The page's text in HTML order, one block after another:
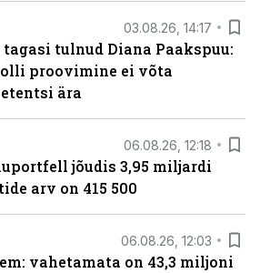
03.08.26, 14:17
tulnud Diana Paakspuu:
proovimine ei võta
ära
06.08.26, 12:18
jõudis 3,95 miljardi
arv on 415 500
06.08.26, 12:03
vahetamata on 43,3 miljoni